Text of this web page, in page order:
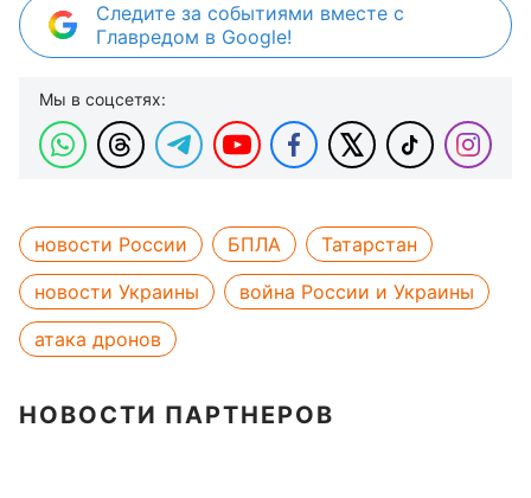
Следите за событиями вместе с
Главредом в Google!
Мы в соцсетях:
новости России БПЛА
Татарстан
новости Украины
война России и Украины
атака дронов
НОВОСТИ ПАРТНЕРОВ